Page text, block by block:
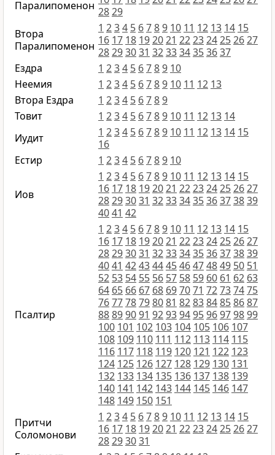
Паралипоменон 2829
Втора
Паралипоменон
1 234 5 6789 10 11 12 13 14 15
16 17 18 192021 222324252627
28293031 323334353637
Ездра
1 234 5 6789 10
Неемия
1 234 5 6789 10 11 12 13
Втора Ездра
1 234 5 6789
Товит
1 234 5 6789 10 11 12 13 14
Иудит
1 234 5 6789 10 11 12 13 14 15
16
Естир
1 234 5 6789 10
Иов
1 234 5 6789 10 11 12 13 14 15
16 17 18 192021 222324252627
28293031 3233343536373839
4041 42
Псалтир
1 234 5 6789 10 11 12 13 14 15
16 17 18 192021 222324252627
28293031 3233343536373839
4041 4243444546474849 50 51
52 53 54 55 56 57 58 59 60 61 62 63
64 65 66 67 68 697071 72737475
767778798081 828384858687
88899091 9293949596979899
100 101 102 103 104 105 106 107
108 109 110 111 112 113 114 115
116 117 118 119 120 121 122 123
124 125 126 127 128 129 130 131
132 133 134 135 136 137 138 139
140 141 142 143 144 145 146 147
148 149 150 151
Притчи
Соломонови
1 234 5 6789 10 11 12 13 14 15
16 17 18 192021 222324252627
28293031